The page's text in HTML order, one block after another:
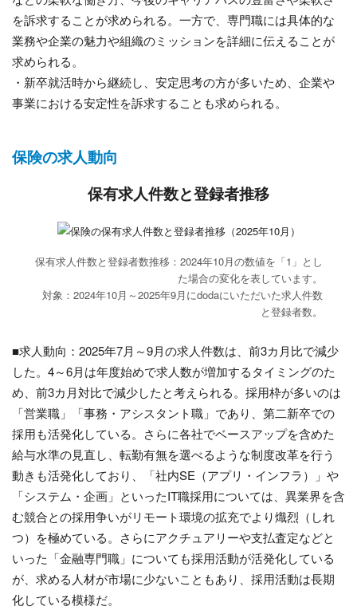
を訴求することが求められる。一方で、専門職には具体的な
業務や企業の魅力や組織のミッションを詳細に伝えることが
求められる。
・新卒就活時から継続し、安定思考の方が多いため、企業や
事業における安定性を訴求することも求められる。
保険の求人動向
保有求人件数と登録者推移
保有求人件数と登録者数推移：2024年10月の数値を「1」とし
た場合の変化を表しています。
対象：2024年10月～2025年9月にdodaにいただいた求人件数
と登録者数。
■求人動向：2025年7月～9月の求人件数は、前3カ月比で減少
した。4～6月は年度始めで求人数が増加するタイミングのた
め、前3カ月対比で減少したと考えられる。採用枠が多いのは
「営業職」「事務・アシスタント職」であり、第二新卒での
採用も活発化している。さらに各社でベースアップを含めた
給与水準の見直し、転勤有無を選べるような制度改革を行う
動きも活発化しており、「社内SE（アプリ・インフラ）」や
「システム・企画」といったIT職採用については、異業界を含
む競合との採用争いがリモート環境の拡充でより熾烈（しれ
つ）を極めている。さらにアクチュアリーや支払査定などと
いった「金融専門職」についても採用活動が活発化している
が、求める人材が市場に少ないこともあり、採用活動は長期
化している模様だ。